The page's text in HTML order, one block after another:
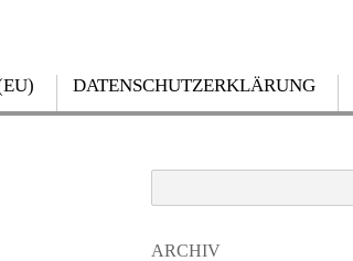
DATENSCHUTZERKLÄRUNG
ARCHIV